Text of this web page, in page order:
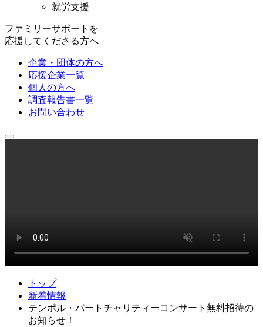
就労支援
ファミリーサポートを
応援してくださる方へ
企業・団体の方へ
応援企業一覧
個人の方へ
調査報告書一覧
お問い合わせ
トップ
新着情報
テンポル・バートチャリティーコンサート無料招待の
お知らせ！